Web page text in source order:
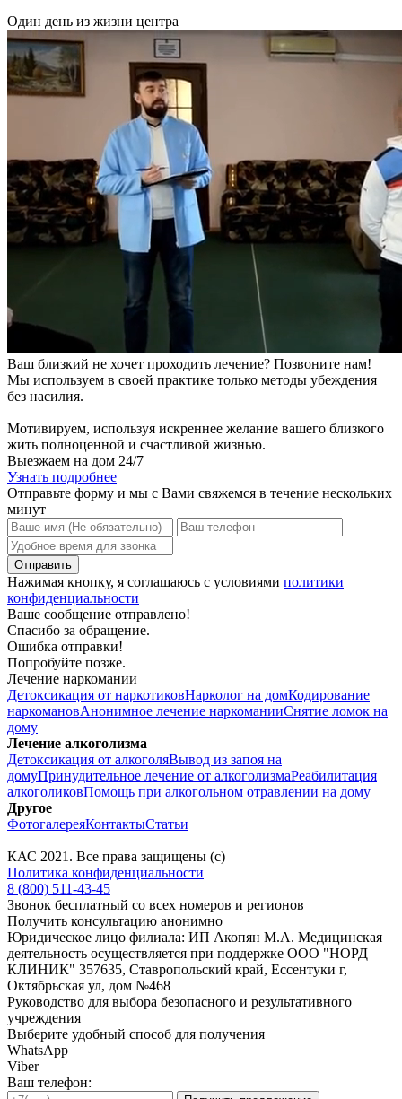
Один день из жизни центра
Ваш близкий не хочет проходить лечение? Позвоните нам!
Мы используем в своей практике только методы убеждения
без насилия.
Мотивируем, используя искреннее желание вашего близкого
жить полноценной и счастливой жизнью.
Выезжаем на дом 24/7
Узнать подробнее
Отправьте форму и мы с Вами свяжемся в течение нескольких
минут
Нажимая кнопку, я соглашаюсь с условиями политики
конфиденциальности
Ваше сообщение отправлено!
Спасибо за обращение.
Ошибка отправки!
Попробуйте позже.
Лечение наркомании
Детоксикация от наркотиковНарколог на домКодирование
наркомановАнонимное лечение наркоманииСнятие ломок на
дому
Лечение алкоголизма
Детоксикация от алкоголяВывод из запоя на
домуПринудительное лечение от алкоголизмаРеабилитация
алкоголиковПомощь при алкогольном отравлении на дому
Другое
ФотогалереяКонтактыСтатьи
КАС 2021. Все права защищены (с)
Политика конфиденциальности
8 (800) 511-43-45
Звонок бесплатный со всех номеров и регионов
Получить консультацию анонимно
Юридическое лицо филиала: ИП Акопян М.А. Медицинская
деятельность осуществляется при поддержке ООО "НОРД
КЛИНИК" 357635, Ставропольский край, Ессентуки г,
Октябрьская ул, дом №468
Руководство для выбора безопасного и результативного
учреждения
Выберите удобный способ для получения
WhatsApp
Viber
Ваш телефон: